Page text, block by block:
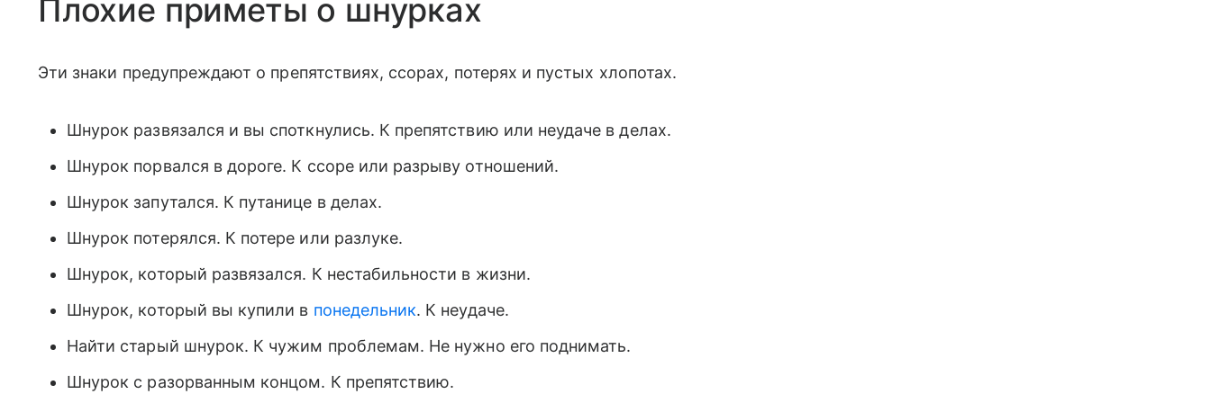
Плохие приметы о шнурках
Эти знаки предупреждают о препятствиях, ссорах, потерях и пустых хлопотах.
Шнурок развязался и вы споткнулись. К препятствию или неудаче в делах.
Шнурок порвался в дороге. К ссоре или разрыву отношений.
Шнурок запутался. К путанице в делах.
Шнурок потерялся. К потере или разлуке.
Шнурок, который развязался. К нестабильности в жизни.
Шнурок, который вы купили в понедельник. К неудаче.
Найти старый шнурок. К чужим проблемам. Не нужно его поднимать.
Шнурок с разорванным концом. К препятствию.